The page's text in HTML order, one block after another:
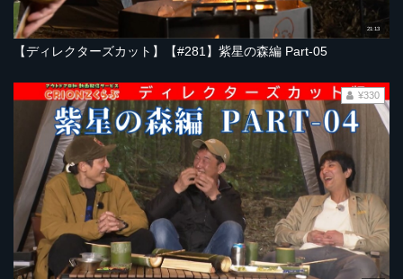
21:13
【ディレクターズカット】【#281】紫星の森編 Part-05
¥330